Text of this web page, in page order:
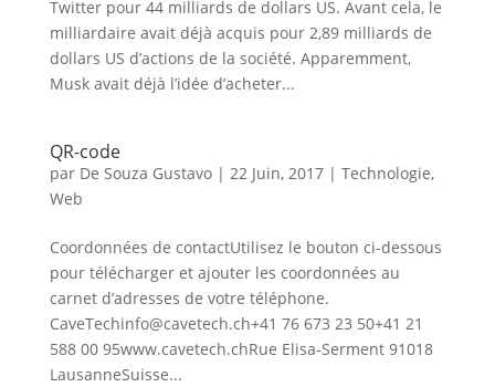
Twitter pour 44 milliards de dollars US. Avant cela, le
milliardaire avait déjà acquis pour 2,89 milliards de
dollars US d’actions de la société. Apparemment,
Musk avait déjà l’idée d’acheter...
QR-code
par De Souza Gustavo| 22 Juin, 2017| Technologie,
Web
Coordonnées de contactUtilisez le bouton ci-dessous
pour télécharger et ajouter les coordonnées au
carnet d’adresses de votre téléphone.
CaveTechinfo@cavetech.ch+41 76 673 23 50+41 21
588 00 95www.cavetech.chRue Elisa-Serment 91018
LausanneSuisse...